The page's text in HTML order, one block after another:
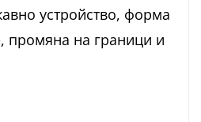
устройство, форма
промяна на граници и